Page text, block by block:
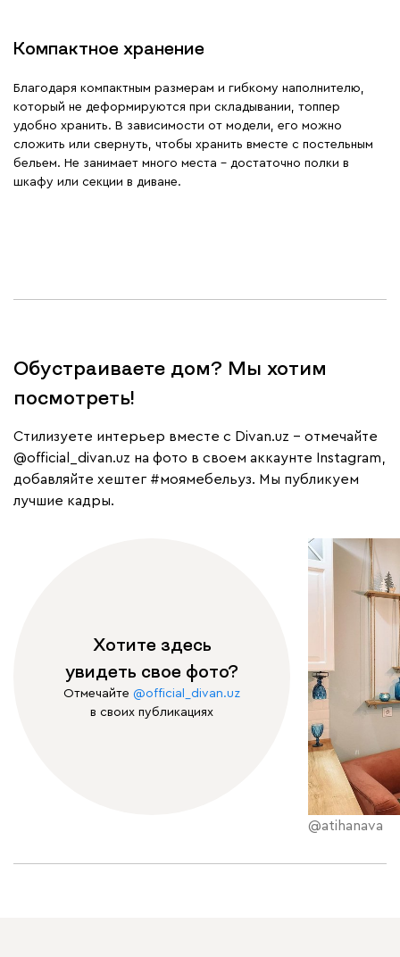
Компактное хранение
Благодаря компактным размерам и гибкому наполнителю,
который не деформируются при складывании, топпер
удобно хранить. В зависимости от модели, его можно
сложить или свернуть, чтобы хранить вместе с постельным
бельем. Не занимает много места – достаточно полки в
шкафу или секции в диване.
Обустраиваете дом? Мы хотим
посмотреть!
Cтилизуете интерьер вместе с Divan.uz – отмечайте
@official_divan.uz на фото в своем аккаунте Instagram,
добавляйте хештег #моямебельуз. Мы публикуем
лучшие кадры.
Хотите здесь
увидеть свое фото?
Отмечайте @official_divan.uz
в своих публикациях
@atihanava